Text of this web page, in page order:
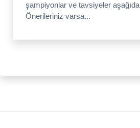
şampiyonlar ve tavsiyeler
Önerileriniz varsa...